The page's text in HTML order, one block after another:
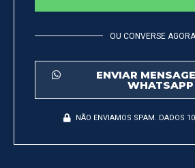
OU CONVERSE AGORA
ENVIAR
WHATSAPP
NÃO ENVIAMOS SPAM. DADOS